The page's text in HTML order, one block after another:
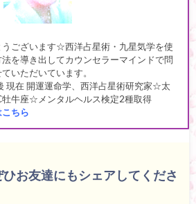
うございます☆西洋占星術・九星気学を使
を導き出してカウンセラーマインドで問
いただいています。
現在 開運運命学、西洋占星術研究家☆太
牡牛座☆メンタルヘルス検定2種取得
ちら
お友達にもシェアしてくださ